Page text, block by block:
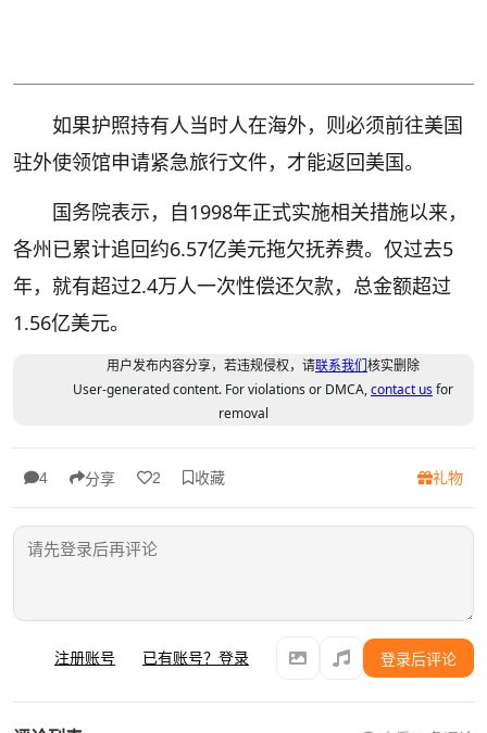
如果护照持有人当时人在海外，则必须前往美国
驻外使领馆申请紧急旅行文件，才能返回美国。
国务院表示，自1998年正式实施相关措施以来，
各州已累计追回约6.57亿美元拖欠抚养费。仅过去5
年，就有超过2.4万人一次性偿还欠款，总金额超过
1.56亿美元。
用户发布内容分享，若违规侵权，请联系我们核实删除
User-generated content. For violations or DMCA,contact usfor
removal
4 分享 2 收藏 礼物
注册账号 已有账号？登录 登录后评论